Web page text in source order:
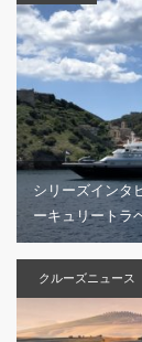
シリーズインタ
ーキュリートラ
クルーズニュース